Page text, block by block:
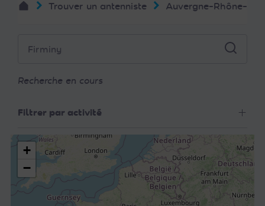
Trouver un antenniste Auvergne-Rhône-
Recherche en cours
Filtrer par activité
+
−